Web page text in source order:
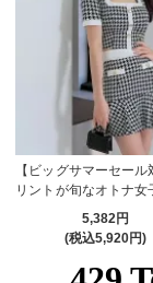
【ビッグサマーセー
リントが旬なオトナ女
アップドレス(キャバ
ETDRESS)
5,382円
(税込5,920円)